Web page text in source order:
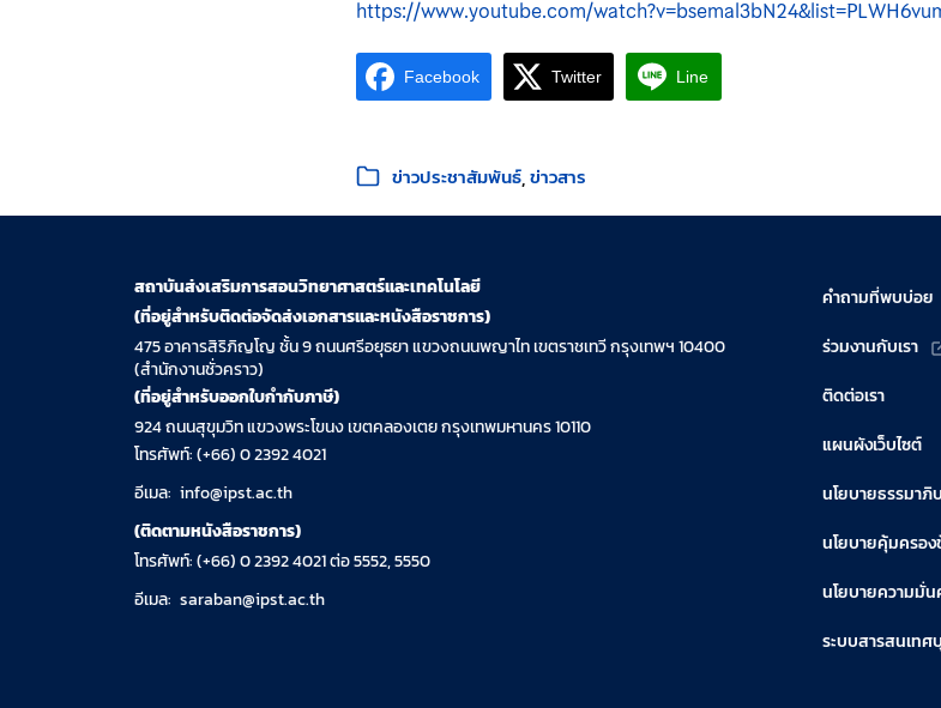
https://www.youtube.com/
Facebook Twitter Line
หมวดหมู่:
ข่าวประชาสัมพันธ์ ข่าวสาร
สถาบันส่งเสริมการสอนวิทยาศาสตร์และเทคโนโลยี
(ที่อยู่สำหรับติดต่อจัดส่งเอกสารและหนังสือราชการ)
475 อาคารสิริภิญโญ ชั้น 9 ถนนศรีอยุธยา แขวงถนนพญาไท เขตราชเทวี กรุงเทพฯ 10400
(สำนักงานชั่วคราว)
(ที่อยู่สำหรับออกใบกำกับภาษี)
924 ถนนสุขุมวิท แขวงพระโขนง เขตคลองเตย กรุงเทพมหานคร 10110
โทรศัพท์: (+66) 0 2392 4021
อีเมล: info@ipst.ac.th
(ติดตามหนังสือราชการ)
โทรศัพท์: (+66) 0 2392 4021 ต่อ 5552, 5550
อีเมล: saraban@ipst.ac.th
คำถามที่พบบ่อย
ร่วมงานกับเรา
ติดต่อเรา
แผนผังเว็บไซต์
นโยบายธรรมาภิ
นโยบายคุ้มครอ
นโยบายความมั่
ระบบสารสนเทศ